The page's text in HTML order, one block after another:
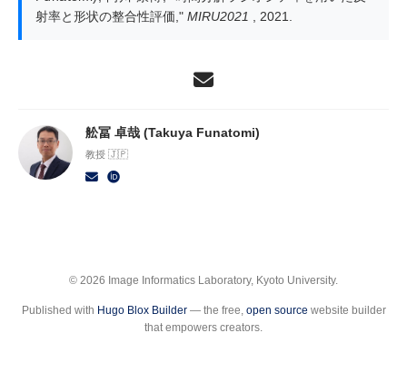
射率と形状の整合性評価," MIRU2021 , 2021.
舩冨 卓哉 (Takuya Funatomi)
教授 🇯🇵
© 2026 Image Informatics Laboratory, Kyoto University.
Published with Hugo Blox Builder— the free, open source website builder
that empowers creators.